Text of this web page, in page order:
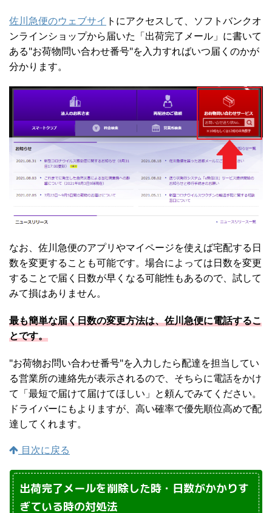
佐川急便のウェブサイ トにアクセスして、ソフトバンクオ
ンラインショップから届いた「出荷完了メール」に書いて
ある"お荷物問い合わせ番号"を入力すればいつ届くのかが
分かります。
なお、佐川急便のアプリやマイページを使えば宅配する日
数を変更することも可能です。場合によっては日数を変更
することで届く日数が早くなる可能性もあるので、試して
みて損はありません。
最も簡単な届く日数の変更方法は、佐川急便に電話するこ
とです。
"お荷物お問い合わせ番号"を入力したら配達を担当してい
る営業所の連絡先が表示されるので、そちらに電話をかけ
て「最短で届けて届けてほしい」と頼んでみてください。
ドライバーにもよりますが、高い確率で優先順位高めで配
達してくれます。
目次に戻る
出荷完了メールを削除した時・日数がかかりす
ぎている時の対処法